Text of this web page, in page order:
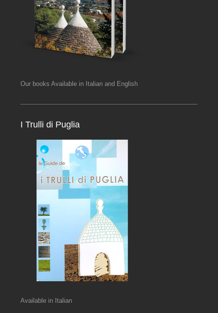
Our books Available in Italian and English
I Trulli di Puglia
Available in Italian